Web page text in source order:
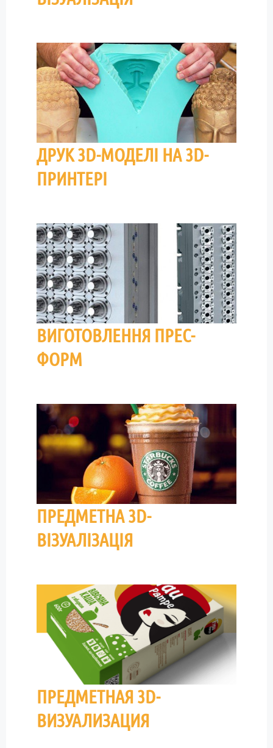
ДРУК 3D-МОДЕЛІ НА 3D-
ПРИНТЕРІ
ВИГОТОВЛЕННЯ ПРЕС-
ФОРМ
ПРЕДМЕТНА 3D-
ВІЗУАЛІЗАЦІЯ
ПРЕДМЕТНАЯ 3D-
ВИЗУАЛИЗАЦИЯ